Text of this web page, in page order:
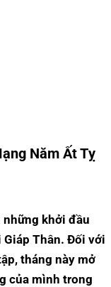
Năm Ất Tỵ
những khởi đầu
Thân. Đối với
tháng này mở
của mình trong